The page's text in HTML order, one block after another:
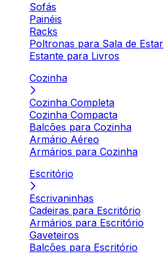
Sofás
Painéis
Racks
Poltronas para Sala de Estar
Estante para Livros
Cozinha
Cozinha Completa
Cozinha Compacta
Balcões para Cozinha
Armário Aéreo
Armários para Cozinha
Escritório
Escrivaninhas
Cadeiras para Escritório
Armários para Escritório
Gaveteiros
Balcões para Escritório